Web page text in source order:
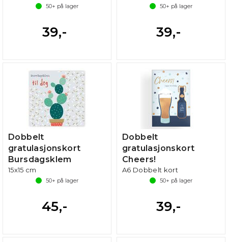
50+ på lager
39,-
50+ på lager
39,-
Dobbelt
gratulasjonskort
Bursdagsklem
15x15 cm
50+ på lager
45,-
Dobbelt
gratulasjonskort
Cheers!
A6 Dobbelt kort
50+ på lager
39,-